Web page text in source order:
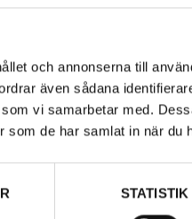
och annonserna till
även sådana
vi samarbetar med.
de har samlat in när du
STATISTIK